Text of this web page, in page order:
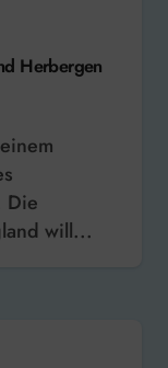
Herbergen
Die
will...